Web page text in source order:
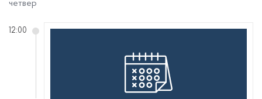
четвер
12:00